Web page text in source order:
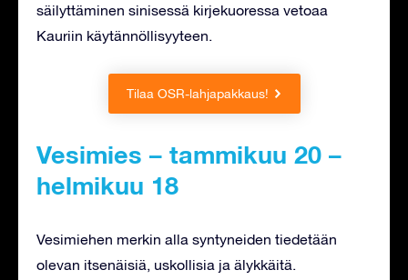
säilyttäminen sinisessä kirjekuoressa vetoaa
Kauriin käytännöllisyyteen.
Tilaa OSR-lahjapakkaus!
Vesimies – tammikuu 20 –
helmikuu 18
Vesimiehen merkin alla syntyneiden tiedetään
olevan itsenäisiä, uskollisia ja älykkäitä.